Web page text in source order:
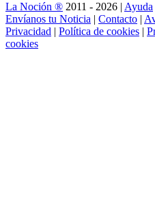
La Noción ® 2011 - 2026 | Ayuda
Envíanos tu Noticia | Contacto |
Privacidad | Política de cookies |
cookies